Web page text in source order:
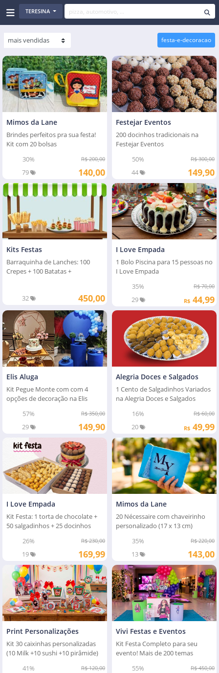
TERESINA
festa-e-decoracao
Mimos da Lane
Brindes perfeitos pra sua festa!
Kit com 20 bolsas
30%
R$ 200,00
79 140,00
Festejar Eventos
200 docinhos tradicionais na
Festejar Eventos
50%
R$ 300,00
44 149,90
Kits Festas
Barraquinha de Lanches: 100
Crepes + 100 Batatas +
32
450,00
I Love Empada
1 Bolo Piscina para 15 pessoas no
I Love Empada
35%
R$ 70,00
29 R$ 44,99
Elis Aluga
Kit Pegue Monte com com 4
opções de decoração na Elis
57% R$ 350,00
29 149,90
Alegria Doces e Salgados
1 Cento de Salgadinhos Variados
na Alegria Doces e Salgados
16%
R$ 60,00
20 R$ 49,99
I Love Empada
Kit Festa: 1 torta de chocolate +
50 salgadinhos + 25 docinhos
26%
R$ 230,00
19 169,99
Mimos da Lane
20 Nécessaire com chaveirinho
personalizado (17 x 13 cm)
35%
R$ 220,00
13 143,00
Print Personalizações
Kit 30 caixinhas personalizadas
(10 Milk +10 sushi +10 pirâmide)
41%
R$ 120,00
Vivi Festas e Eventos
Kit Festa Completo para seu
evento! Mais de 200 temas
55%
R$ 450,00